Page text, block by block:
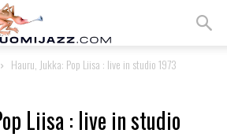
Hauru, Jukka: Pop Liisa : live in studio 1973
Liisa : live in studio